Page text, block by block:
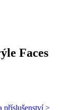
Faces
příslušenství >